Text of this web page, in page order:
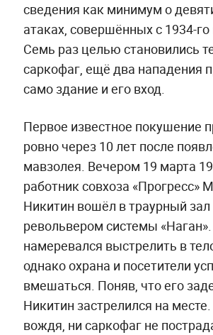
сведения как минимум о
атаках, совершённых с 1934-го
Семь раз целью становились
саркофаг, ещё два нападения
само здание и его вход.
Первое известное покушение
ровно через 10 лет после
мавзолея. Вечером 19 марта
работник совхоза «Прогресс»
Никитин вошёл в траурный зал
револьвером системы
намеревался выстрелить в
однако охрана и посетители
вмешаться. Поняв, что его
Никитин застрелился на
вождя, ни саркофаг не